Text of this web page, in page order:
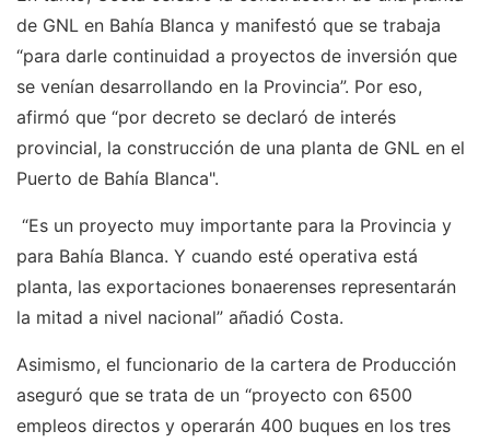
de GNL en Bahía Blanca y manifestó que se trabaja
“para darle continuidad a proyectos de inversión que
se venían desarrollando en la Provincia”. Por eso,
afirmó que “por decreto se declaró de interés
provincial, la construcción de una planta de GNL en el
Puerto de Bahía Blanca".
“Es un proyecto muy importante para la Provincia y
para Bahía Blanca. Y cuando esté operativa está
planta, las exportaciones bonaerenses representarán
la mitad a nivel nacional” añadió Costa.
Asimismo, el funcionario de la cartera de Producción
aseguró que se trata de un “proyecto con 6500
empleos directos y operarán 400 buques en los tres